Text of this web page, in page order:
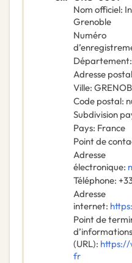
Nom officiel:
Grenoble
Numéro
Département:
Adresse
Ville:
Code postal:
Subdivision
Pays: France
Point de
Adresse
électronique:
Téléphone:
Adresse
internet:
Point de
d’informations
(URL): https://
fr